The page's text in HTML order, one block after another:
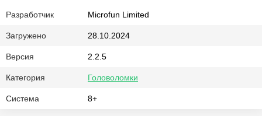
Разработчик Microfun Limited
Загружено 28.10.2024
Версия 2.2.5
Категория Головоломки
Система 8+